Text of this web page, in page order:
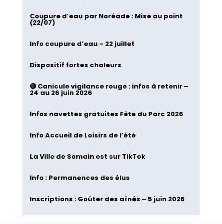
Coupure d’eau par Noréade : Mise au point
(22/07)
Info coupure d’eau – 22 juillet
Dispositif fortes chaleurs
🔴 Canicule vigilance rouge : infos à retenir –
24 au 26 juin 2026
Infos navettes gratuites Fête du Parc 2026
Info Accueil de Loisirs de l’été
La Ville de Somain est sur TikTok
Info : Permanences des élus
Inscriptions : Goûter des aînés – 5 juin 2026